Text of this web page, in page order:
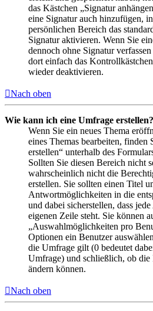
das Kästchen „Signatur
eine Signatur auch hinzufügen,
persönlichen Bereich das
Signatur aktivieren. Wenn Sie
dennoch ohne Signatur
dort einfach das
wieder deaktivieren.
Nach oben
Wie kann ich eine Umfrage erstellen?
Wenn Sie ein neues Thema
eines Themas bearbeiten, finden
erstellen“ unterhalb des
Sollten Sie diesen Bereich nicht
wahrscheinlich nicht die
erstellen. Sie sollten einen Titel
Antwortmöglichkeiten in die
und dabei sicherstellen, dass
eigenen Zeile steht. Sie können
„Auswahlmöglichkeiten pro
Optionen ein Benutzer
die Umfrage gilt (0 bedeutet
Umfrage) und schließlich, ob die
ändern können.
Nach oben